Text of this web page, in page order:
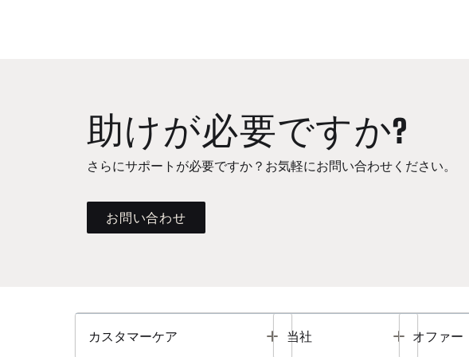
助けが必要ですか?
さらにサポートが必要ですか？お気軽にお問い合わせください。
お問い合わせ
カスタマーケア Toggle
当社 Toggle
オファー